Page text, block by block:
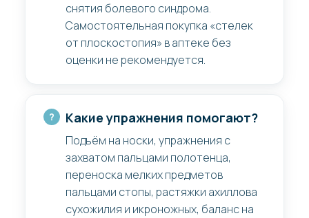
снятия болевого синдрома.
Самостоятельная покупка «стелек
от плоскостопия» в аптеке без
оценки не рекомендуется.
Какие упражнения помогают?
Подъём на носки, упражнения с
захватом пальцами полотенца,
переноска мелких предметов
пальцами стопы, растяжки ахиллова
сухожилия и икроножных, баланс на